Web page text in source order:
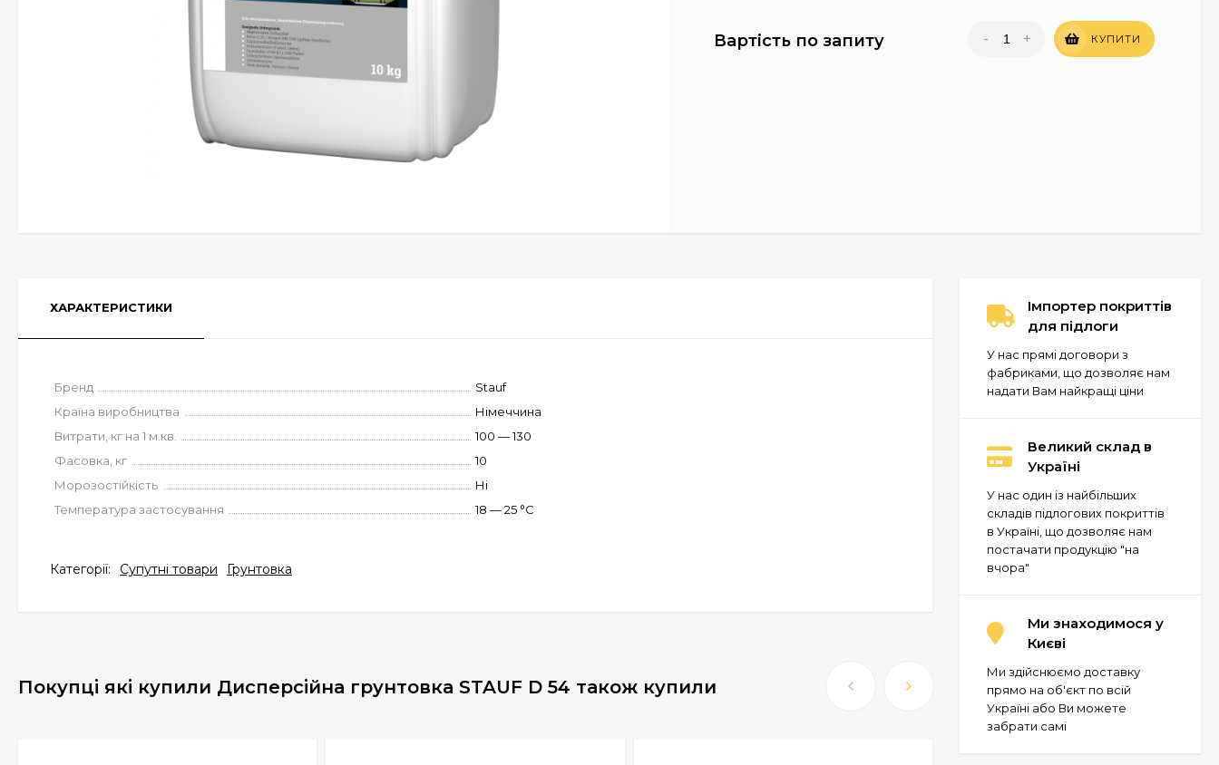
Вартість по запиту - + КУПИТИ
ХАРАКТЕРИСТИКИ
Бренд
Stauf
Країна виробництва
Німеччина
Витрати, кг на 1 м.кв.
100 — 130
Фасовка, кг
10
Морозостійкість
Ні
Температура застосування
18 — 25 °C
Категорії: Супутні товари Грунтовка
Покупці які купили Дисперсійна грунтовка STAUF D 54 також купили
Імпортер покриттів
для підлоги
У нас прямі договори з
фабриками, що дозволяє нам
надати Вам найкращі ціни
Великий склад в
Україні
У нас один із найбільших
складів підлогових покриттів
в Україні, що дозволяє нам
постачати продукцію "на
вчора"
Ми знаходимося у
Києві
Ми здійснюємо доставку
прямо на об'єкт по всій
Україні або Ви можете
забрати самі